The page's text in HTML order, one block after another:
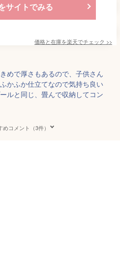
サイトでみる
価格と在庫を楽天でチェック >>
めで厚さもあるので、子供さん
かふか仕立てなので気持ち良い
ルと同じ、畳んで収納してコン
コメント（3件）